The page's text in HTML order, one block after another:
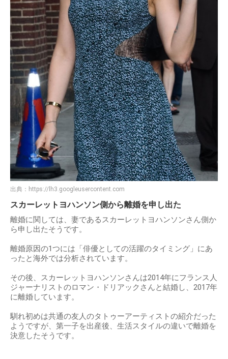
出典： https://lh3.googleusercontent.com
スカーレットヨハンソン側から離婚を申し出た
離婚に関しては、妻であるスカーレットヨハンソンさん側か
ら申し出たそうです。
離婚原因の1つには「俳優としての活躍のタイミング」にあ
ったと海外では分析されています。
その後、スカーレットヨハンソンさんは2014年にフランス人
ジャーナリストのロマン・ドリアックさんと結婚し、2017年
に離婚しています。
馴れ初めは共通の友人のタトゥーアーティストの紹介だった
ようですが、第一子を出産後、生活スタイルの違いで離婚を
決意したそうです。